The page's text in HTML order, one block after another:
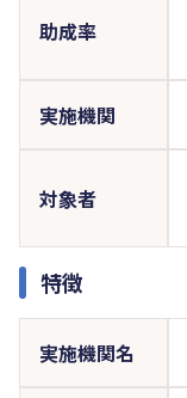
助成率
実施機関
対象者
特徴
実施機関名